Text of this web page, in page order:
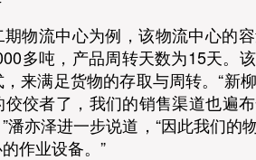
物流中心为例，该物流中心的
多吨，产品周转天数为15天。
来满足货物的存取与周转。“新
佼者了，我们的销售渠道也遍
潘亦泽进一步说道，“因此我们的
作业设备。”